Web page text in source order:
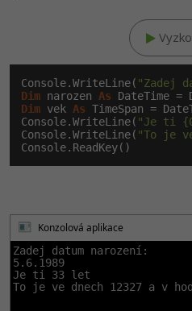
Console.WriteLine( "Zadej
Dim narozen As
Dim vek As TimeSpan =
Console.WriteLine( "Je ti
Console.WriteLine( "To je
Konzolová aplikace
Zadej datum narození:
5.6.1989
Je ti 33 let
To je ve dnech 12327 a v